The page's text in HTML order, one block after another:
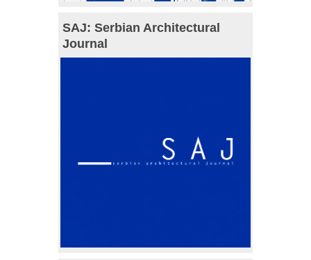
SAJ: Serbian Architectural
Journal